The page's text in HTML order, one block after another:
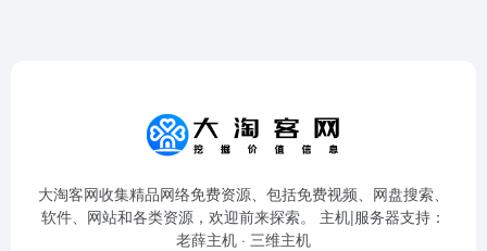
大淘客网收集精品网络免费资源、包括免费视频、网盘搜索、
软件、网站和各类资源，欢迎前来探索。 主机|服务器支持：
老薛主机 · 三维主机